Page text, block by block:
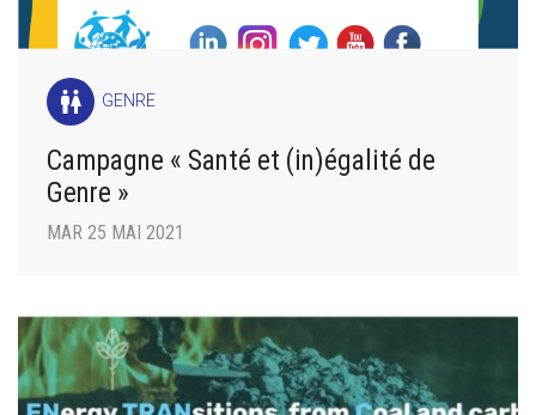
wc GENRE
Campagne « Santé et (in)égalité de
Genre »
MAR 25 MAI 2021